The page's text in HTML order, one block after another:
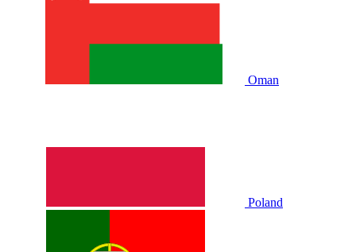
Oman
Poland